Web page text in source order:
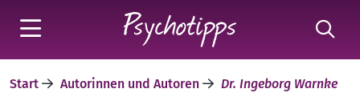
Start Autorinnen und Autoren Dr. Ingeborg Warnke